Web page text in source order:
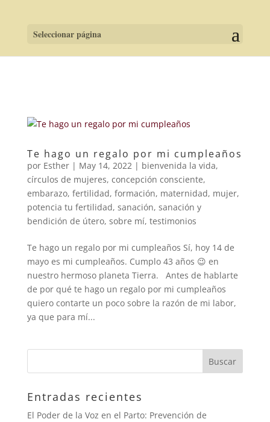
Seleccionar página
Te hago un regalo por mi cumpleaños
por Esther| May 14, 2022| bienvenida la vida,
círculos de mujeres, concepción consciente,
embarazo, fertilidad, formación, maternidad, mujer,
potencia tu fertilidad, sanación, sanación y
bendición de útero, sobre mí, testimonios
Te hago un regalo por mi cumpleaños Sí, hoy 14 de
mayo es mi cumpleaños. Cumplo 43 años 😉 en
nuestro hermoso planeta Tierra. Antes de hablarte
de por qué te hago un regalo por mi cumpleaños
quiero contarte un poco sobre la razón de mi labor,
ya que para mí...
Entradas recientes
El Poder de la Voz en el Parto: Prevención de